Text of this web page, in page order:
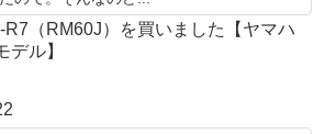
R7（RM60J）を買いました【ヤマハ
デル】